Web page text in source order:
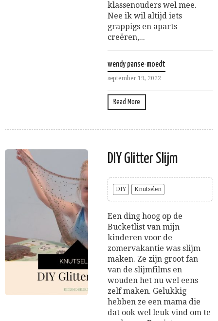
klassenouders wel mee.
Nee ik wil altijd iets
grappigs en aparts
creëren,...
wendy panse-moedt
september 19, 2022
Read More
DIY Glitter Slijm
DIY Knutselen
Een ding hoog op de
Bucketlist van mijn
kinderen voor de
zomervakantie was slijm
maken. Ze zijn groot fan
van de slijmfilms en
wouden het nu wel eens
zelf maken. Gelukkig
hebben ze een mama die
dat ook wel leuk vind om te